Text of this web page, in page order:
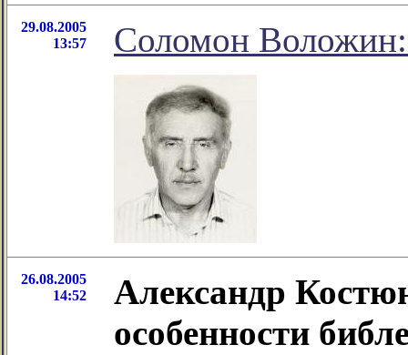
29.08.2005
13:57
Соломон
26.08.2005
14:52
Александр
особенности